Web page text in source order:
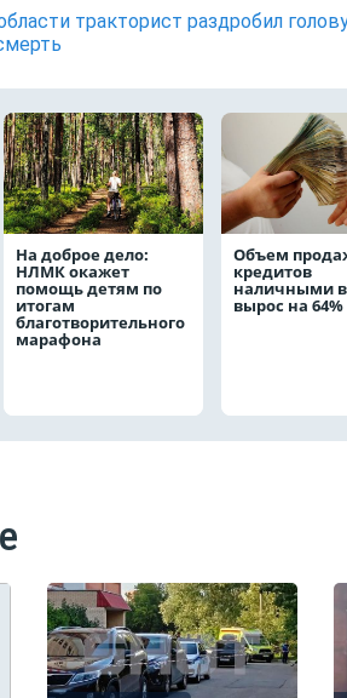
тракторист раздробил
На доброе дело:
НЛМК окажет
помощь детям по
итогам
благотворительного
марафона
Объем
кредитов
наличными в
вырос на 64%